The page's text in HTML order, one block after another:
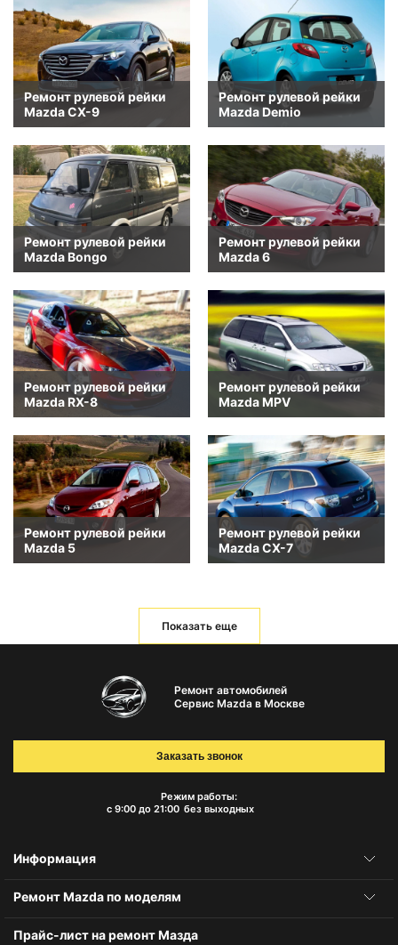
Ремонт рулевой рейки
Mazda CX-9
Ремонт рулевой рейки
Mazda Demio
Ремонт рулевой рейки
Mazda Bongo
Ремонт рулевой рейки
Mazda 6
Ремонт рулевой рейки
Mazda RX-8
Ремонт рулевой рейки
Mazda MPV
Ремонт рулевой рейки
Mazda 5
Ремонт рулевой рейки
Mazda CX-7
Показать еще
Ремонт автомобилей
Сервис Mazda в Москве
Режим работы:
с 9:00 до 21:00 без выходных
Заказать звонок
Информация
Ремонт Mazda по моделям
Прайс-лист на ремонт Мазда